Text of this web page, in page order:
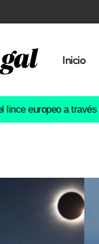
Inicio
a través del ADN